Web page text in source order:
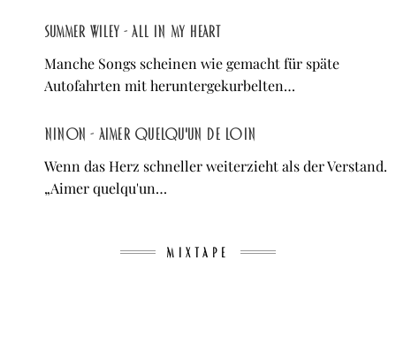
Summer Wiley - All In My Heart
Manche Songs scheinen wie gemacht für späte
Autofahrten mit heruntergekurbelten…
NINON - Aimer quelqu'un de loin
Wenn das Herz schneller weiterzieht als der Verstand.
„Aimer quelqu'un…
MIXTAPE